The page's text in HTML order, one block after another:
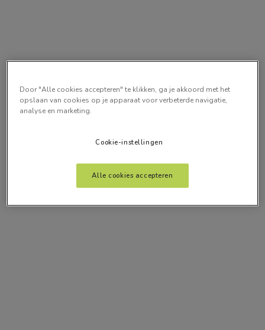
Door "Alle cookies accepteren" te klikken, ga je akkoord met het
opslaan van cookies op je apparaat voor verbeterde navigatie,
analyse en marketing.
Cookie-instellingen
Alle cookies accepteren